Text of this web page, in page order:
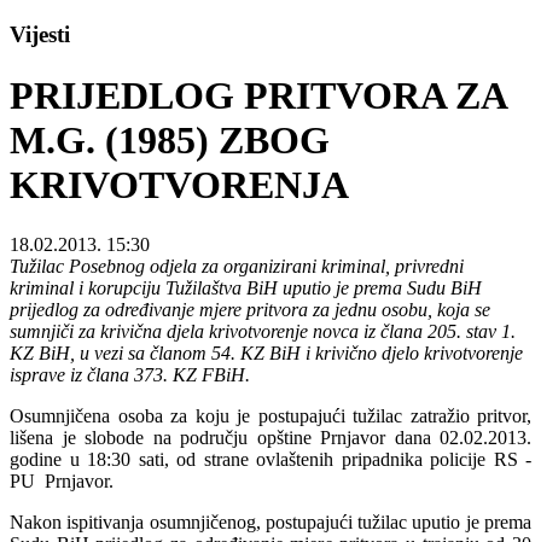
Vijesti
PRIJEDLOG PRITVORA ZA
M.G. (1985) ZBOG
KRIVOTVORENJA
18.02.2013. 15:30
Tužilac Posebnog odjela za organizirani kriminal, privredni
kriminal i korupciju Tužilaštva BiH uputio je prema Sudu BiH
prijedlog za određivanje mjere pritvora za jednu osobu, koja se
sumnjiči za krivična djela krivotvorenje novca iz člana 205. stav 1.
KZ BiH, u vezi sa članom 54. KZ BiH i krivično djelo krivotvorenje
isprave iz člana 373. KZ FBiH.
Osumnjičena osoba za koju je postupajući tužilac zatražio pritvor,
lišena je slobode na području opštine Prnjavor dana 02.02.2013.
godine u 18:30 sati, od strane ovlaštenih pripadnika policije RS -
PU Prnjavor.
Nakon ispitivanja osumnjičenog, postupajući tužilac uputio je prema